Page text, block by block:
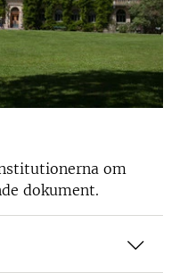
om
dokument.